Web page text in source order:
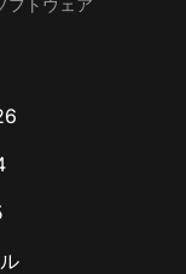
フトウェア